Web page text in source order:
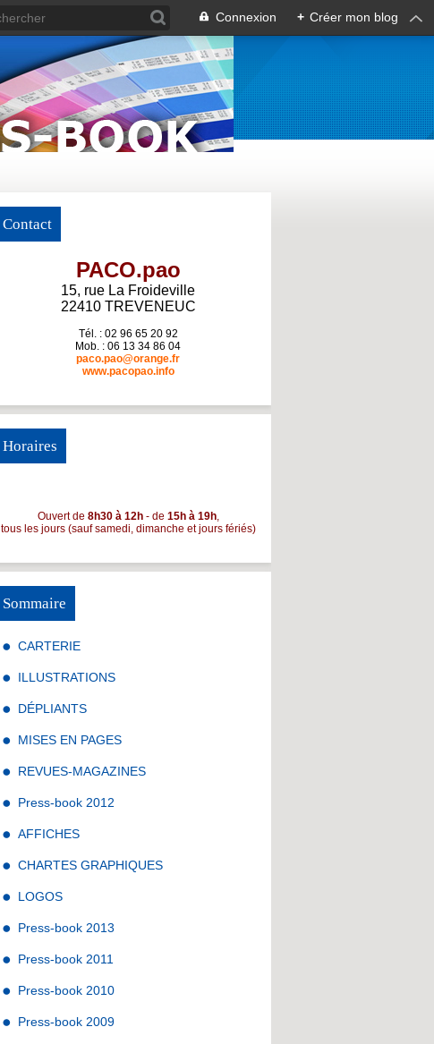
Connexion + Créer mon blog
Contact
PACO.pao
15, rue La Froideville
22410 TREVENEUC
Tél. : 02 96 65 20 92
Mob. : 06 13 34 86 04
paco.pao@orange.fr
www.pacopao.info
Horaires
Ouvert de 8h30 à 12h- de 15h à 19h,
tous les jours (sauf samedi, dimanche et jours fériés)
Sommaire
CARTERIE
ILLUSTRATIONS
DÉPLIANTS
MISES EN PAGES
REVUES-MAGAZINES
Press-book 2012
AFFICHES
CHARTES GRAPHIQUES
LOGOS
Press-book 2013
Press-book 2011
Press-book 2010
Press-book 2009